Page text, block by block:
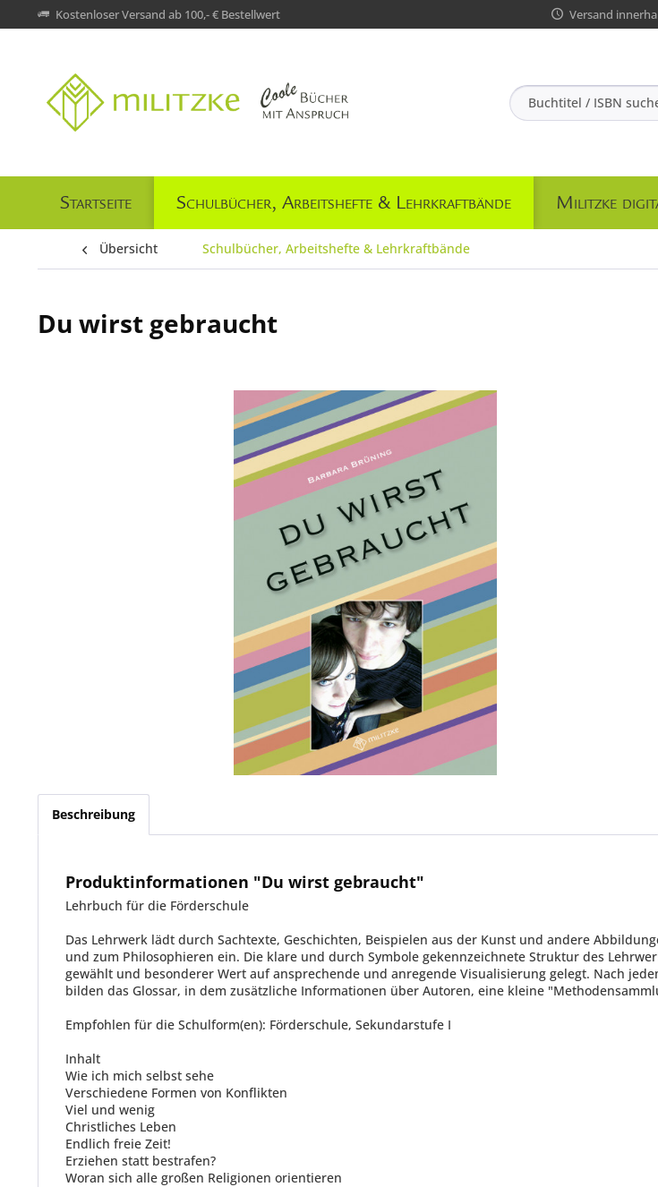
Kostenloser Versand ab 100,- € Bestellwert Versand
Startseite Schulbücher, Arbeitshefte & Lehrkraftbände Militzke
Übersicht Schulbücher, Arbeitshefte & Lehrkraftbände
Du wirst gebraucht
Beschreibung
Produktinformationen "Du wirst gebraucht"
Lehrbuch für die Förderschule
Das Lehrwerk lädt durch Sachtexte, Geschichten, Beispielen aus der Kunst und andere
und zum Philosophieren ein. Die klare und durch Symbole gekennzeichnete Struktur des
gewählt und besonderer Wert auf ansprechende und anregende Visualisierung gelegt. Nach
bilden das Glossar, in dem zusätzliche Informationen über Autoren, eine kleine
Empfohlen für die Schulform(en): Förderschule, Sekundarstufe I
Inhalt
Wie ich mich selbst sehe
Verschiedene Formen von Konflikten
Viel und wenig
Christliches Leben
Endlich freie Zeit!
Erziehen statt bestrafen?
Woran sich alle großen Religionen orientieren